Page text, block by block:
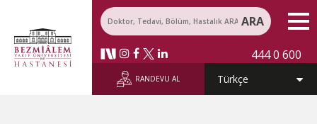
ARA
444 0 600
RANDEVU AL